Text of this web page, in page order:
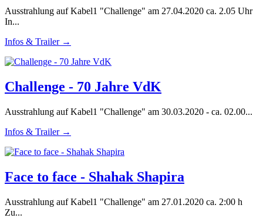
Ausstrahlung auf Kabel1 "Challenge" am 27.04.2020 ca. 2.05 Uhr
In...
Infos & Trailer →
Challenge - 70 Jahre VdK
Ausstrahlung auf Kabel1 "Challenge" am 30.03.2020 - ca. 02.00...
Infos & Trailer →
Face to face - Shahak Shapira
Ausstrahlung auf Kabel1 "Challenge" am 27.01.2020 ca. 2:00 h
Zu...